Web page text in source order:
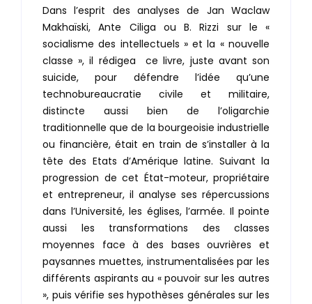
Dans l’esprit des analyses de Jan Waclaw
Makhaïski, Ante Ciliga ou B. Rizzi sur le «
socialisme des intellectuels » et la « nouvelle
classe », il rédigea ce livre, juste avant son
suicide, pour défendre l’idée qu’une
technobureaucratie civile et militaire,
distincte aussi bien de l’oligarchie
traditionnelle que de la bourgeoisie industrielle
ou financière, était en train de s’installer à la
tête des Etats d’Amérique latine. Suivant la
progression de cet État-moteur, propriétaire
et entrepreneur, il analyse ses répercussions
dans l’Université, les églises, l’armée. Il pointe
aussi les transformations des classes
moyennes face à des bases ouvrières et
paysannes muettes, instrumentalisées par les
différents aspirants au « pouvoir sur les autres
», puis vérifie ses hypothèses générales sur les